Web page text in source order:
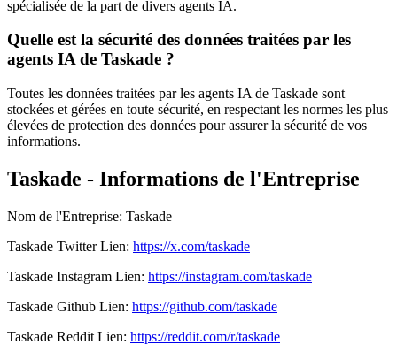
spécialisée de la part de divers agents IA.
Quelle est la sécurité des données traitées par les
agents IA de Taskade ?
Toutes les données traitées par les agents IA de Taskade sont
stockées et gérées en toute sécurité, en respectant les normes les plus
élevées de protection des données pour assurer la sécurité de vos
informations.
Taskade - Informations de l'Entreprise
Nom de l'Entreprise: Taskade
Taskade Twitter Lien: https://x.com/taskade
Taskade Instagram Lien: https://instagram.com/taskade
Taskade Github Lien: https://github.com/taskade
Taskade Reddit Lien: https://reddit.com/r/taskade